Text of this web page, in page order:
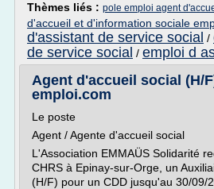
Thèmes liés : pole emploi agent
d'accueil et d'information sociale
d'assistant de service social /
de service social / emploi d
Agent d'accueil social (H/
emploi.com
Le poste
Agent / Agente d'accueil social
L'Association EMMAÜS Solidarité
CHRS à Epinay-sur-Orge, un
(H/F) pour un CDD jusqu'au 30/09/